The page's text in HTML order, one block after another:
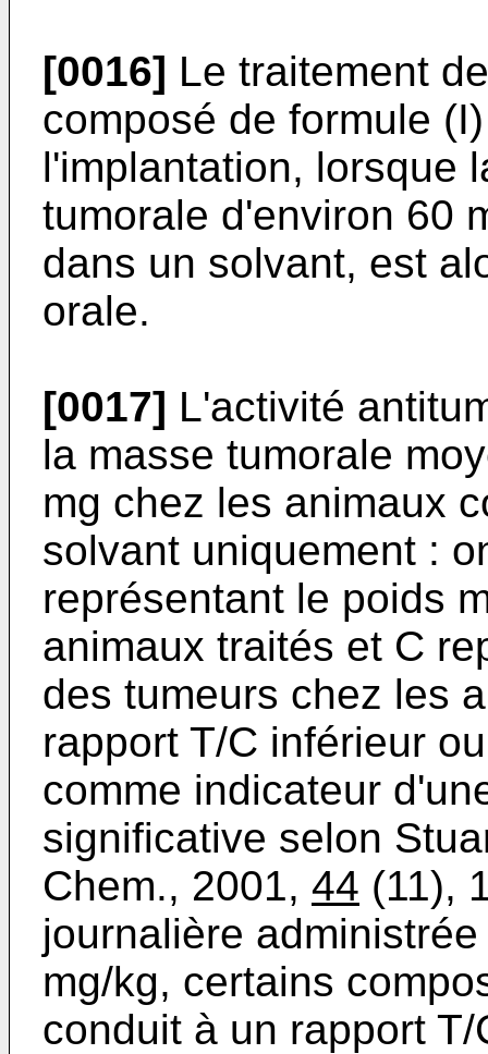
[0016] Le traitement
composé de formule
l'implantation, lorsque
tumorale d'environ 60
dans un solvant, est
orale.
[0017] L'activité
la masse tumorale
mg chez les animaux
solvant uniquement :
représentant le poids
animaux traités et C
des tumeurs chez les
rapport T/C inférieur
comme indicateur
significative selon
Chem., 2001, 44 (11),
journalière
mg/kg, certains
conduit à un rapport